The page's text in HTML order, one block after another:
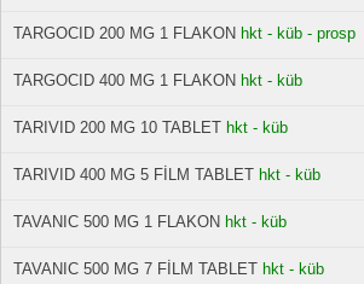
TARGOCID 200 MG 1 FLAKON hkt - küb - prosp
TARGOCID 400 MG 1 FLAKON hkt - küb
TARIVID 200 MG 10 TABLET hkt - küb
TARIVID 400 MG 5 FİLM TABLET hkt - küb
TAVANIC 500 MG 1 FLAKON hkt - küb
TAVANIC 500 MG 7 FİLM TABLET hkt - küb